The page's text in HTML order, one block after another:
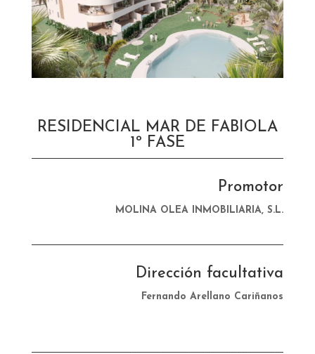
RESIDENCIAL MAR DE FABIOLA
1º FASE
Promotor
MOLINA OLEA INMOBILIARIA, S.L.
Dirección facultativa
Fernando Arellano Cariñanos